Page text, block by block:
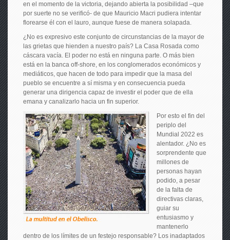
en el momento de la victoria, dejando abierta la posibilidad –que
por suerte no se verificó- de que Mauricio Macri pudiera intentar
florearse él con el lauro, aunque fuese de manera solapada.
¿No es expresivo este conjunto de circunstancias de la mayor de
las grietas que hienden a nuestro país? La Casa Rosada como
cáscara vacía. El poder no está en ninguna parte. O más bien
está en la banca off-shore, en los conglomerados económicos y
mediáticos, que hacen de todo para impedir que la masa del
pueblo se encuentre a sí misma y en consecuencia pueda
generar una dirigencia capaz de investir el poder que de ella
emana y canalizarlo hacia un fin superior.
Por esto el fin del
periplo del
Mundial 2022 es
alentador. ¿No es
sorprendente que
millones de
personas hayan
podido, a pesar
de la falta de
directivas claras,
guiar su
entusiasmo y
mantenerlo
dentro de los límites de un festejo responsable? Los inadaptados